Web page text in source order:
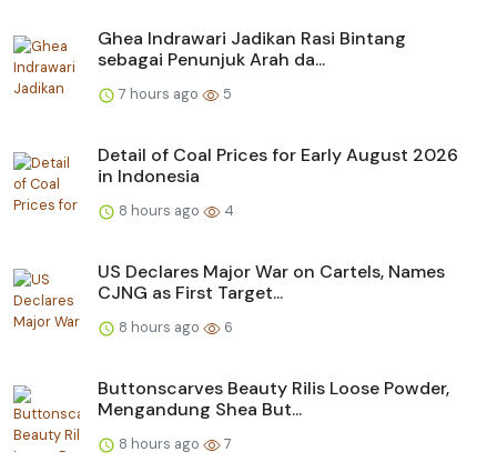
Ghea Indrawari Jadikan Rasi Bintang
sebagai Penunjuk Arah da...
7 hours ago 5
Detail of Coal Prices for Early August 2026
in Indonesia
8 hours ago 4
US Declares Major War on Cartels, Names
CJNG as First Target...
8 hours ago 6
Buttonscarves Beauty Rilis Loose Powder,
Mengandung Shea But...
8 hours ago 7